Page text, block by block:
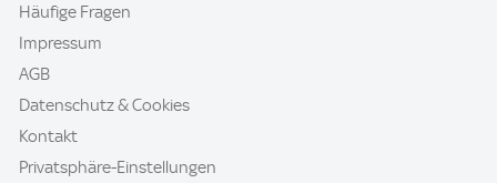
Häufige Fragen
Impressum
AGB
Datenschutz & Cookies
Kontakt
Privatsphäre-Einstellungen